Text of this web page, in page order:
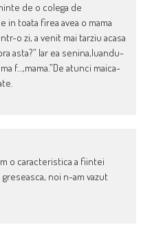
de o colega de
in toata firea avea o mama
o zi, a venit mai tarziu acasa
asta?” Iar ea senina,luandu-
f…,mama.”De atunci maica-
o caracteristica a fiintei
noi n-am vazut